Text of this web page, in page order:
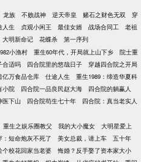
龙族 不败战神 逆天帝皇 赌石之财色无双
穿
人生 贞观小闲王 最佳女婿 战场合同工
老祖
大明新命记 花蝶杀 第一序列
小渔村 重生60年代，开局就上山下乡
院士重
合适吗 四合院里的悠哉日子
穿越四合院之开局
亿万食品仓库 仕途人生
重生1989：缔造华夏科
小院 四合院一品良民赵大海
四合院的躺赢人
医下山 四合院苟生七十年
四合院：真当老实人
重生之娱乐圈教父 我的大小魔女
大明星爱上
：短命炮灰不死了 美女总裁，请上车
五十年
个校花回家当老婆
悔婚？反手娶了资本家大小